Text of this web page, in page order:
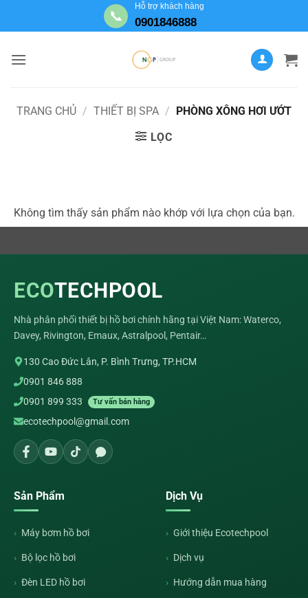
dung
📞
Hỗ trợ khách hàng
0901846888
TRANG CHỦ / THIẾT BỊ SPA / PHÒNG XÔNG HƠI ƯỚT
LỌC
Không tìm thấy sản phẩm nào khớp với lựa chọn của bạn.
ECOTECHPOOL
Nhà phân phối thiết bị hồ bơi chính hãng tại Việt Nam: Waterco,
Davey, Rivington, Emaux, Astralpool, Pentair…
130 Cao Đức Lân, P. Bình Trưng, TP.HCM
0901 846 888
0901 899 333
Tư vấn bán hàng
ecotechpool@gmail.com
Sản Phẩm
Máy bơm hồ bơi
Bộ lọc hồ bơi
Đèn LED hồ bơi
Dịch Vụ
Giới thiệu Ecotechpool
Dịch vụ
Hướng dẫn mua hàng